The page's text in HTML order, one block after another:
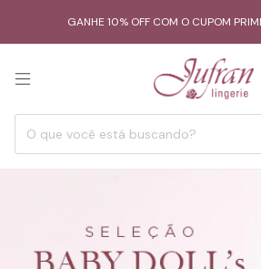
GANHE 10% OFF COM O CUPOM